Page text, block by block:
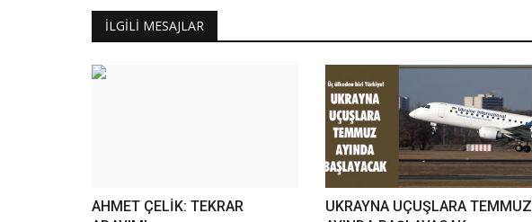
İLGILI MESAJLAR
AHMET ÇELİK: TEKRAR
UKRAYNA UÇUŞLARA TEMMUZ